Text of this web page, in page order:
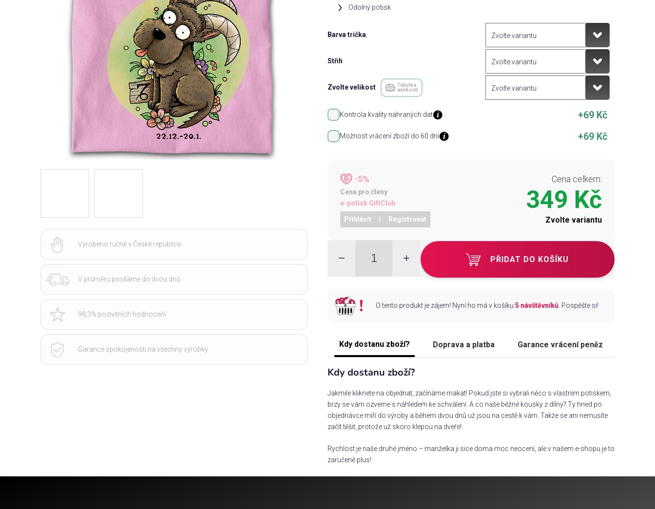
Odolný potisk
Barva trička
Střih
Zvolte velikost
Tabulka
velikostí
Kontrola kvality nahraných dat +69 Kč
Možnost vrácení zboží do 60 dní +69 Kč
-5%
Cena pro členy
e-potisk GiftClub
Přihlásit Registrovat
Cena celkem:
349 Kč
Zvolte variantu
PŘIDAT DO KOŠÍKU
O tento produkt je zájem! Nyní ho má v košíku 5 návštěvníků. Pospěšte si!
Kdy dostanu zboží? Doprava a platba Garance vrácení peněz
Kdy dostanu zboží?
Jakmile kliknete na objednat, začínáme makat! Pokud jste si vybrali něco s vlastním potiskem,
brzy se vám ozveme s náhledem ke schválení. A co naše běžné kousky z dílny? Ty hned po
objednávce míří do výroby a během dvou dnů už jsou na cestě k vám. Takže se ani nemusíte
začít těšit, protože už skoro klepou na dveře!
Rychlost je naše druhé jméno – manželka ji sice doma moc neocení, ale v našem e-shopu je to
zaručeně plus!
Vyrobeno ručně v České republice
V průměru posíláme do dvou dnů
98,3% pozivitních hodnocení
Garance spokojenosti na všechny výrobky